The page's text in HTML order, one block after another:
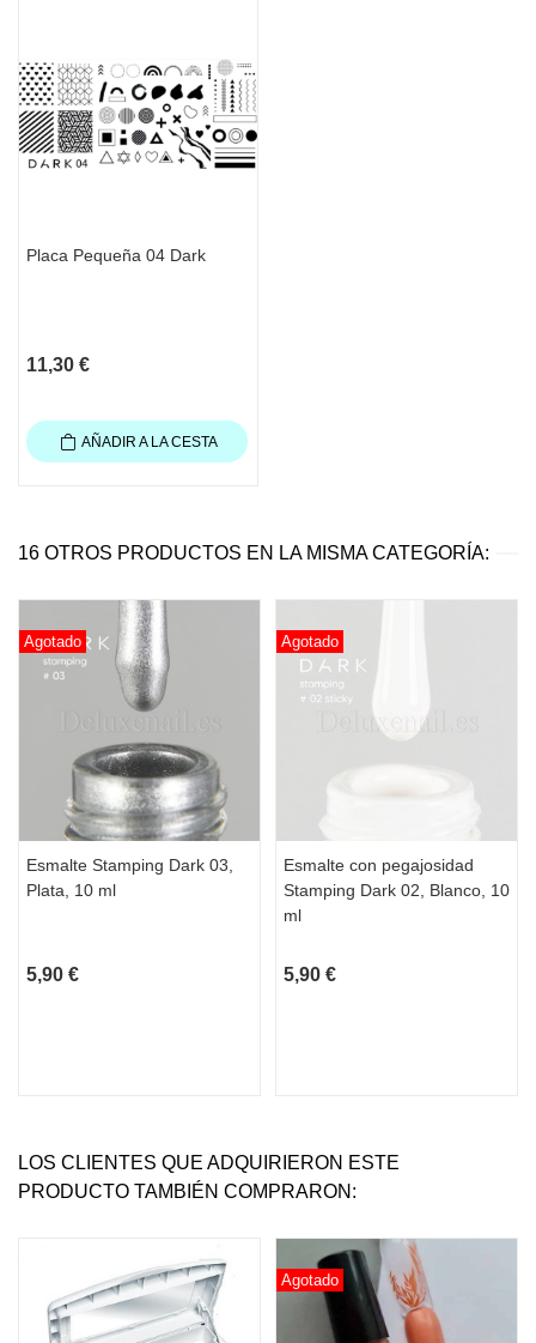
Placa Pequeña 04 Dark
11,30 €
AÑADIR A LA CESTA
16 OTROS PRODUCTOS EN LA MISMA CATEGORÍA:
Agotado
Esmalte Stamping Dark 03,
Plata, 10 ml
5,90 €
Agotado
Esmalte con pegajosidad
Stamping Dark 02, Blanco, 10
ml
5,90 €
LOS CLIENTES QUE ADQUIRIERON ESTE
PRODUCTO TAMBIÉN COMPRARON:
Agotado